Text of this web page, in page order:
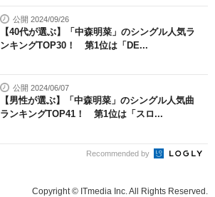
公開 2024/09/26
【40代が選ぶ】「中森明菜」のシングル人気ラ
ンキングTOP30！ 第1位は「DE...
公開 2024/06/07
【男性が選ぶ】「中森明菜」のシングル人気曲
ランキングTOP41！ 第1位は「スロ...
Recommended by
Copyright © ITmedia Inc. All Rights Reserved.